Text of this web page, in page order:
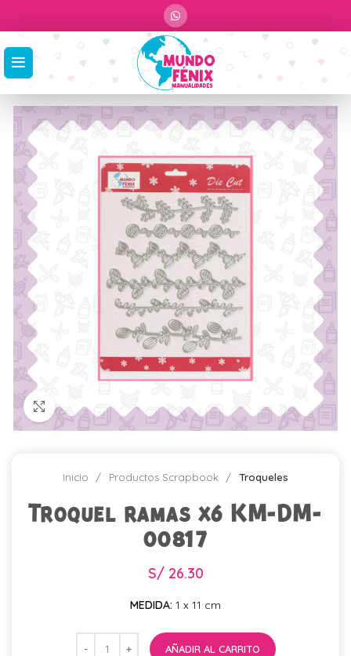
Click para agrandar
Inicio Productos Scrapbook Troqueles
Troquel ramas x6 KM-DM-
00817
S/26.30
MEDIDA: 1 x 11 cm
AÑADIR AL CARRITO